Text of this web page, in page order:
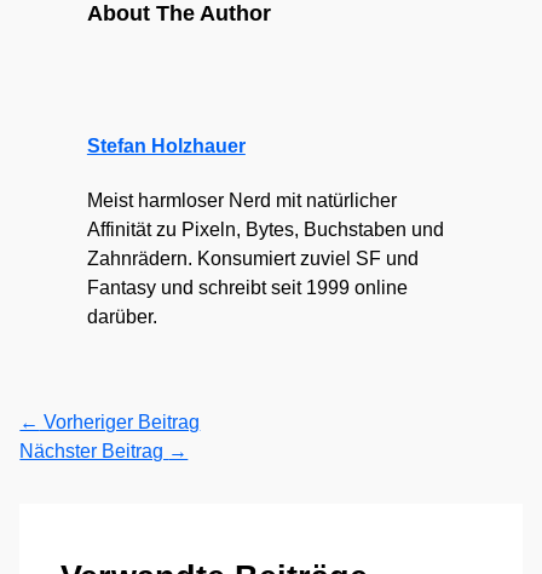
About The Author
Stefan Holzhauer
Meist harmloser Nerd mit natürlicher
Affinität zu Pixeln, Bytes, Buchstaben und
Zahnrädern. Konsumiert zuviel SF und
Fantasy und schreibt seit 1999 online
darüber.
← Vorheriger Beitrag
Nächster Beitrag →